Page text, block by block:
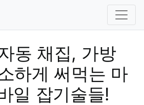
동 채집, 가방
하게 써먹는 마
일 잡기술들!